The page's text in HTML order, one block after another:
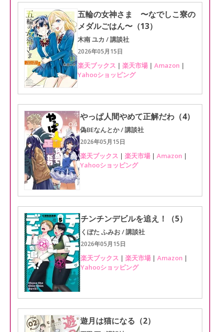
五輪の女神さま 〜なでしこ寮の
メダルごはん〜（13）
木南 ユカ / 講談社
2026年05月15日
楽天ブックス | 楽天市場 | Amazon |
Yahooショッピング
やっぱ人間やめて正解だわ（4）
偽BEなんとか / 講談社
2026年05月15日
楽天ブックス | 楽天市場 | Amazon |
Yahooショッピング
チンチンデビルを追え！（5）
くぼた ふみお / 講談社
2026年05月15日
楽天ブックス | 楽天市場 | Amazon |
Yahooショッピング
遊月は猫になる（2）